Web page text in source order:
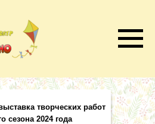
творческих работ
сезона 2024 года